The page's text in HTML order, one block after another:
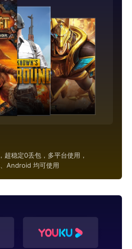
超稳定0丢包，多平台使用，
Android 均可使用